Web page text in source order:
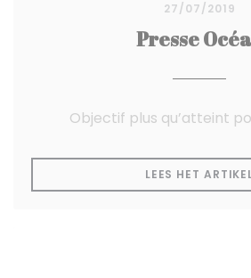
27/07/2019
Presse
Objectif plus qu’atteint
LEES HET